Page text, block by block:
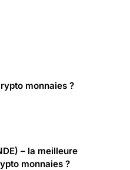
monnaies ?
– la meilleure
monnaies ?